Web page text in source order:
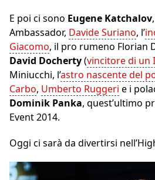
E poi ci sono Eugene Katchalov
Ambassador, Davide Suriano, l’
Giacomo, il pro rumeno Florian
David Docherty(vincitore di un
Miniucchi, l’astro nascente del
Carbo, Umberto Ruggeri e i
Dominik Panka, quest’ultimo
Event 2014.
Oggi ci sarà da divertirsi